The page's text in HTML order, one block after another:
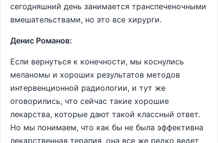
сегодняшний день занимается транспеченочными
вмешательствами, но это все хирурги.
Денис Романов:
Если вернуться к конечности, мы коснулись
меланомы и хороших результатов методов
интервенционной радиологии, и тут же
оговорились, что сейчас такие хорошие
лекарства, которые дают такой классный ответ.
Но мы понимаем, что как бы не была эффективна
лекарственная терапия, она все же редко ведет